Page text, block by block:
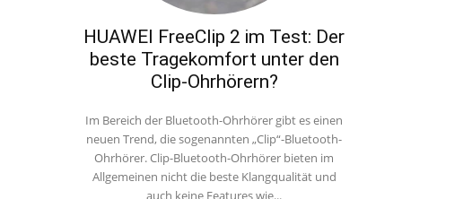
HUAWEI FreeClip 2 im Test: Der
beste Tragekomfort unter den
Clip-Ohrhörern?
Im Bereich der Bluetooth-Ohrhörer gibt es einen
neuen Trend, die sogenannten „Clip“-Bluetooth-
Ohrhörer. Clip-Bluetooth-Ohrhörer bieten im
Allgemeinen nicht die beste Klangqualität und
auch keine Features wie...